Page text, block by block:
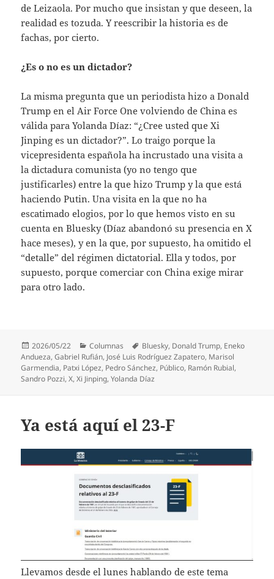
de Leizaola. Por mucho que insistan y que deseen, la
realidad es tozuda. Y reescribir la historia es de
fachas, por cierto.
¿Es o no es un dictador?
La misma pregunta que un periodista hizo a Donald
Trump en el Air Force One volviendo de China es
válida para Yolanda Díaz: “¿Cree usted que Xi
Jinping es un dictador?”. Lo traigo porque la
vicepresidenta española ha incrustado una visita a
la dictadura comunista (yo no tengo que
justificarles) entre la que hizo Trump y la que está
haciendo Putin. Una visita en la que no ha
escatimado elogios, por lo que hemos visto en su
cuenta en Bluesky (Díaz abandonó su presencia en X
hace meses), y en la que, por supuesto, ha omitido el
“detalle” del régimen dictatorial. Ella y todos, por
supuesto, porque comerciar con China exige mirar
para otro lado.
Publicado
el
2026/05/22 Categorías
Columnas Etiquetas
Bluesky, Donald Trump, Eneko
Andueza,Gabriel Rufián, José Luis Rodríguez Zapatero, Marisol
Garmendia, Patxi López, Pedro Sánchez, Público, Ramón Rubial,
Sandro Pozzi,X,Xi Jinping,Yolanda Díaz
Ya está aquí el 23-F
Llevamos desde el lunes hablando de este tema